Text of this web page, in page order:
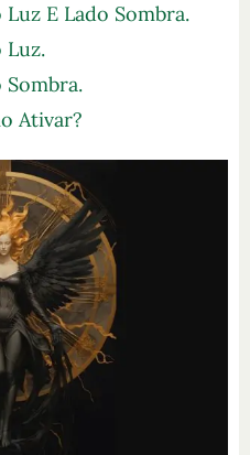
E Lado Sombra.
Luz.
Ativar?